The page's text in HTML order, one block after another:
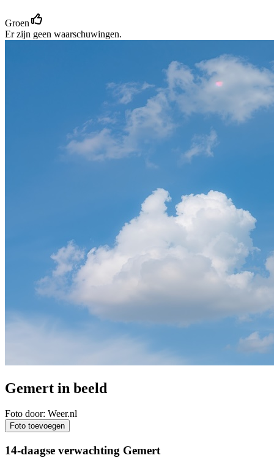
Groen
Er zijn geen waarschuwingen.
Gemert in beeld
Foto door: Weer.nl
Foto toevoegen
14-daagse verwachting Gemert